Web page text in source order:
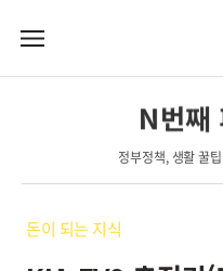
메
N번째
정부정책, 생활 꿀
돈이 되는 지식